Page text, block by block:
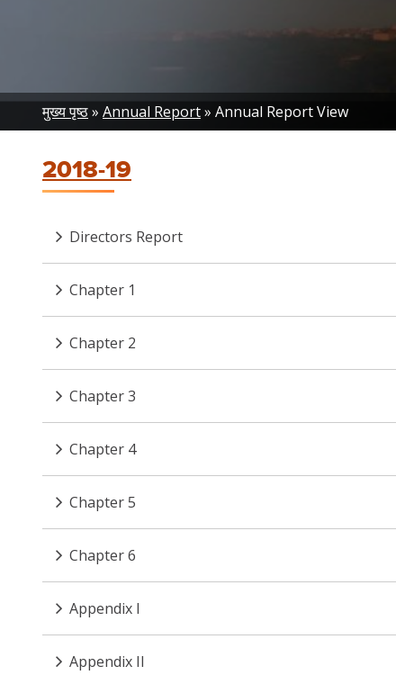
Breadcrumb
मुख्य पृष्ठ Annual Report Annual Report View
2018-19
Directors Report
Chapter 1
Chapter 2
Chapter 3
Chapter 4
Chapter 5
Chapter 6
Appendix I
Appendix II